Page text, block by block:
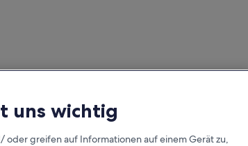
uns wichtig
oder greifen auf Informationen auf einem Gerät zu,